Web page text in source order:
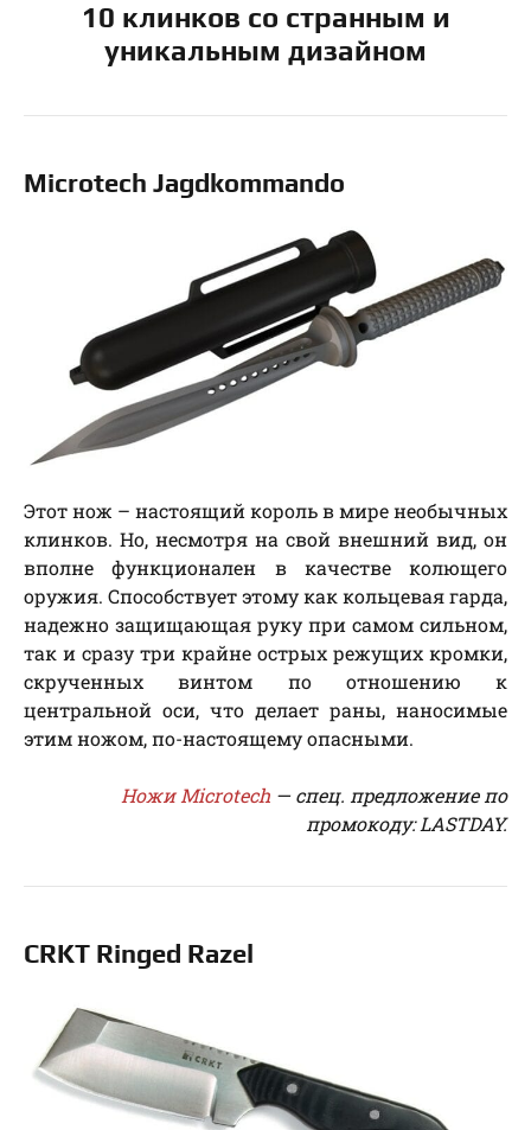
10 клинков со странным и
уникальным дизайном
Microtech Jagdkommando
Этот нож – настоящий король в мире необычных
клинков. Но, несмотря на свой внешний вид, он
вполне функционален в качестве колющего
оружия. Способствует этому как кольцевая гарда,
надежно защищающая руку при самом сильном,
так и сразу три крайне острых режущих кромки,
скрученных винтом по отношению к
центральной оси, что делает раны, наносимые
этим ножом, по-настоящему опасными.
Ножи Microtech — cпeц. пpeдлoжeниe пo
пpoмoкoду: LASTDAY.
CRKT Ringed Razel